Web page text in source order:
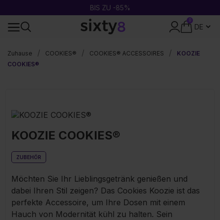
BIS ZU -85%
0
Zuhause
COOKIES® COOKIES® ACCESSOIRES
KOOZIE
COOKIES®
KOOZIE COOKIES®
ZUBEHÖR
Möchten Sie Ihr Lieblingsgetränk genießen und
dabei Ihren Stil zeigen? Das Cookies Koozie ist das
perfekte Accessoire, um Ihre Dosen mit einem
Hauch von Modernität kühl zu halten. Sein